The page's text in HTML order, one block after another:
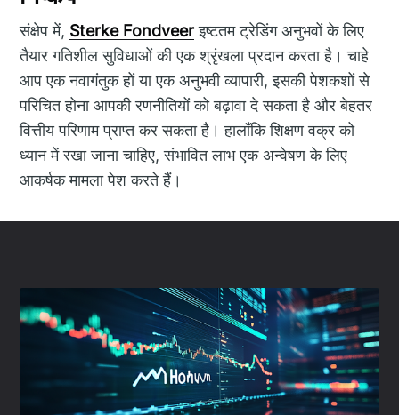
संक्षेप में, Sterke Fondveerइष्टतम ट्रेडिंग अनुभवों के लिए
तैयार गतिशील सुविधाओं की एक श्रृंखला प्रदान करता है। चाहे
आप एक नवागंतुक हों या एक अनुभवी व्यापारी, इसकी पेशकशों से
परिचित होना आपकी रणनीतियों को बढ़ावा दे सकता है और बेहतर
वित्तीय परिणाम प्राप्त कर सकता है। हालाँकि शिक्षण वक्र को
ध्यान में रखा जाना चाहिए, संभावित लाभ एक अन्वेषण के लिए
आकर्षक मामला पेश करते हैं।